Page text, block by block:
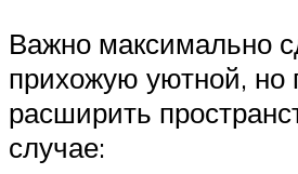
Важно максимально
прихожую уютной, но
расширить
случае: